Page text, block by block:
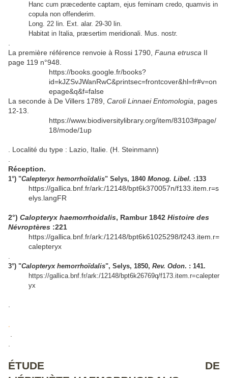
Hanc cum præcedente captam, ejus feminam credo, quamvis in
copula non offenderim.
Long. 22 lin. Ext. alar. 29-30 lin.
Habitat in Italia, præsertim meridionali. Mus. nostr.
La première référence renvoie à Rossi 1790, Fauna etrusca II
page 119 n°948.
https://books.google.fr/books?
id=kJZSvJWanRwC&printsec=frontcover&hl=fr#v=on
epage&q&f=false
La seconde à De Villers 1789, Caroli Linnaei Entomologia , pages
12-13.
https://www.biodiversitylibrary.org/item/83103#page/
18/mode/1up
. Localité du type : Lazio, Italie. (H. Steinmann)
Réception.
1°) "Calepteryx hemorrhoïdalis" Selys, 1840 Monog. Libel. :133
https://gallica.bnf.fr/ark:/12148/bpt6k370057n/f133.item.r=s
elys.langFR
2°) Calopteryx haemorrhoidalis, Rambur 1842 Histoire des
Névroptères :221
https://gallica.bnf.fr/ark:/12148/bpt6k61025298/f243.item.r=
calepteryx
.
3°) "Calopteryx hemorrhoïdalis", Selys, 1850, Rev. Odon. : 141.
https://gallica.bnf.fr/ark:/12148/bpt6k26769q/f173.item.r=calepter
yx
.
ÉTUDE DE